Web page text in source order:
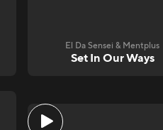
El Da Sensei & Mentplus
Set In Our Ways